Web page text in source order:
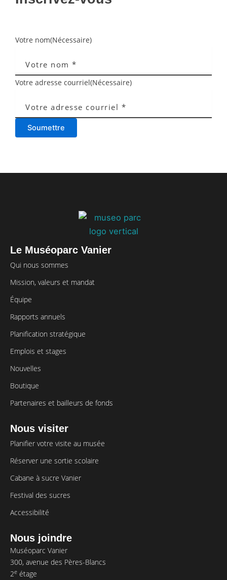
Votre nom(Nécessaire)
Votre adresse courriel(Nécessaire)
Soumettre
Le Muséoparc Vanier
Qui nous sommes
Mission, valeurs et mandat
Équipe
Rapports annuels
Planification stratégique
Emplois et stages
Nouvelles
Boutique
Partenaires et bailleurs de fonds
Nous visiter
Planifier votre visite au musée
Réserver une sortie scolaire
Cabane à sucre Vanier
Festival des sucres
Accessibilité
Nous joindre
Muséoparc Vanier
300, avenue des Pères-Blancs
2e étage